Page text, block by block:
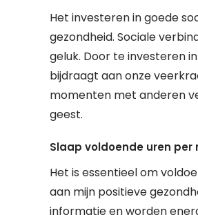
Het investeren in goede
gezondheid. Sociale
geluk. Door te investeren
bijdraagt aan onze
momenten met anderen
geest.
Slaap voldoende uren
Het is essentieel om
aan mijn positieve
informatie en worden